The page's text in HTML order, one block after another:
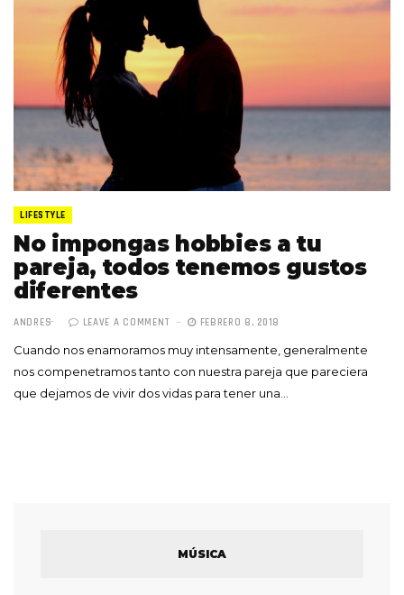
LIFESTYLE
No impongas hobbies a tu
pareja, todos tenemos gustos
diferentes
ANDRES LEAVE A COMMENT FEBRERO 8, 2018
Cuando nos enamoramos muy intensamente, generalmente
nos compenetramos tanto con nuestra pareja que pareciera
que dejamos de vivir dos vidas para tener una…
MÚSICA